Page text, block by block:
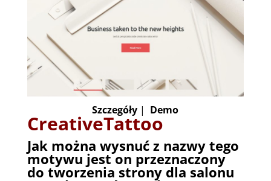
Szczegóły | Demo
CreativeTattoo
Jak można wysnuć z nazwy tego
motywu jest on przeznaczony
do tworzenia strony dla salonu